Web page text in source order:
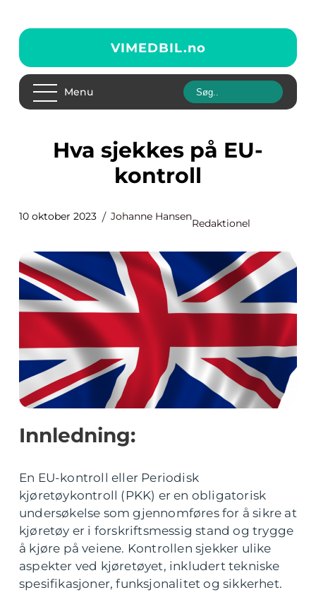
VIMEDBIL.no
Menu
Hva sjekkes på EU-
kontroll
10 oktober 2023 Johanne Hansen
Redaktionel
Innledning:
En EU-kontroll eller Periodisk
kjøretøykontroll (PKK) er en obligatorisk
undersøkelse som gjennomføres for å sikre at
kjøretøy er i forskriftsmessig stand og trygge
å kjøre på veiene. Kontrollen sjekker ulike
aspekter ved kjøretøyet, inkludert tekniske
spesifikasjoner, funksjonalitet og sikkerhet.